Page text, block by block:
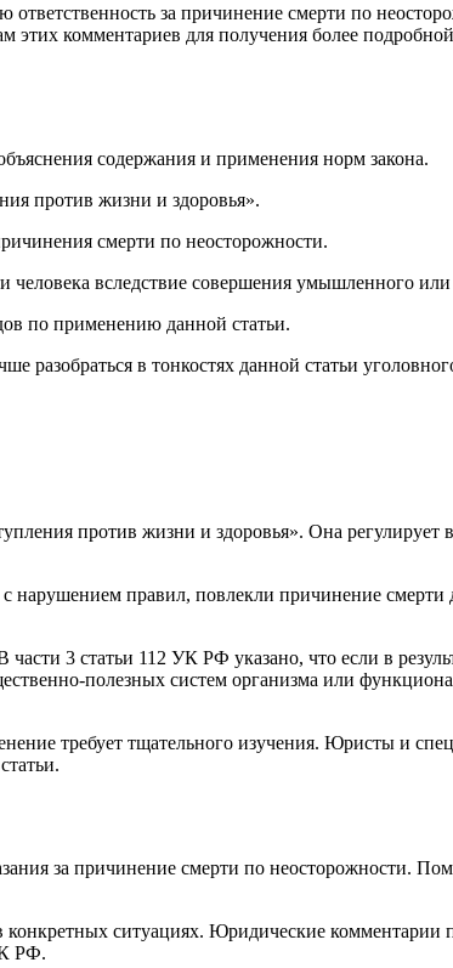
ответственность за причинение смерти по
комментариев для получения более
содержания и применения норм закона.
против жизни и здоровья».
смерти по неосторожности.
вследствие совершения умышленного
по применению данной статьи.
в тонкостях данной статьи
против жизни и здоровья». Она регулирует
правил, повлекли причинение смерти
3 статьи 112 УК РФ указано, что если в
полезных систем организма или
требует тщательного изучения. Юристы и
за причинение смерти по неосторожности.
ситуациях. Юридические комментарии
РФ.